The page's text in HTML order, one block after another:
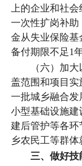
上的企业和社会
一次性扩岗补助
金从失业保险基
备付期限不足1
（六）加
盖范围和项目
一批城乡融合发
小型基础设施建
建后管护等各环
乡农民工等群体
三、做好技